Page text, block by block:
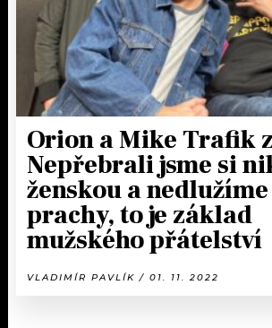
Orion a Mike Trafik
Nepřebrali jsme si
ženskou a
prachy, to je základ
mužského přátelství
VLADIMÍR PAVLÍK / 01. 11. 2022